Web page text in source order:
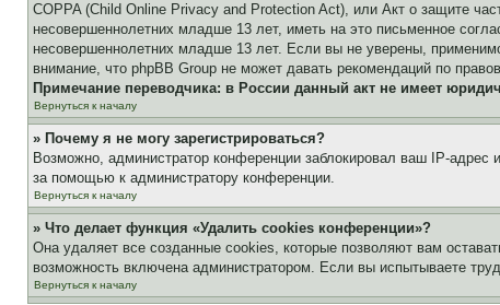
COPPA (Child Online Privacy and Protection Act), или Акт о защите
несовершеннолетних младше 13 лет, иметь на это письменное
несовершеннолетних младше 13 лет. Если вы не уверены,
внимание, что phpBB Group не может давать рекомендаций по
Примечание переводчика: в России данный акт не имеет
Вернуться к началу
» Почему я не могу зарегистрироваться?
Возможно, администратор конференции заблокировал ваш IP-адрес
за помощью к администратору конференции.
Вернуться к началу
» Что делает функция «Удалить cookies конференции»?
Она удаляет все созданные cookies, которые позволяют вам
возможность включена администратором. Если вы испытываете
Вернуться к началу